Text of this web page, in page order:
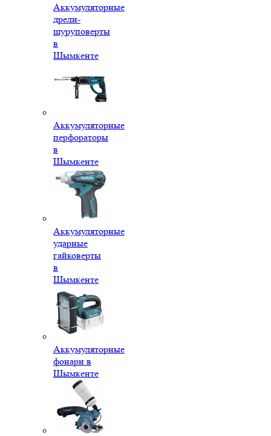
Аккумуляторные
дрели-
шуруповерты
в
Шымкенте
Аккумуляторные
перфораторы
в
Шымкенте
Аккумуляторные
ударные
гайковерты
в
Шымкенте
Аккумуляторные
фонари в
Шымкенте